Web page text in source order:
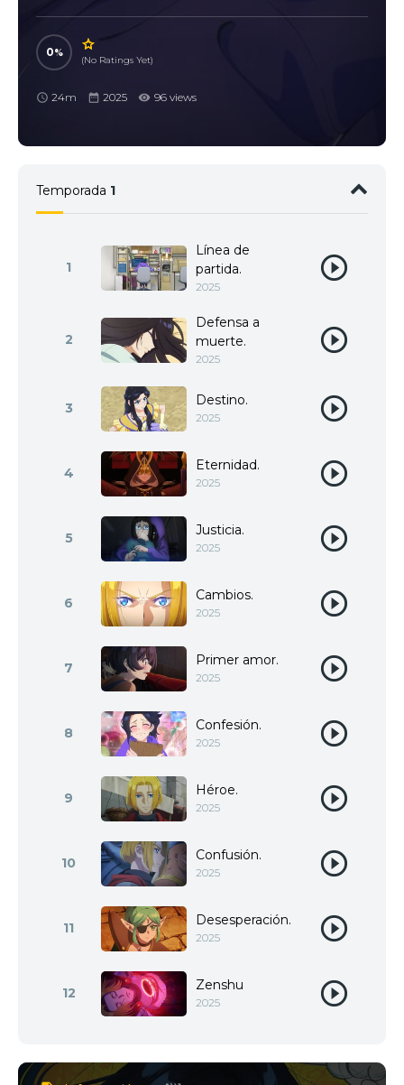
0
(No Ratings Yet)
24m 2025 96 views
Temporada 1
1
Línea de
partida.
2025
2
Defensa a
muerte.
2025
3 Destino.
2025
4 Eternidad.
2025
5 Justicia.
2025
6 Cambios.
2025
7 Primer amor.
2025
8 Confesión.
2025
9 Héroe.
2025
10 Confusión.
2025
11 Desesperación.
2025
12 Zenshu
2025